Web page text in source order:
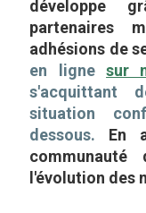
développe
partenaires
adhésions de
en lignesur
s'acquittant
situation
dessous. En
communauté
l'évolution des